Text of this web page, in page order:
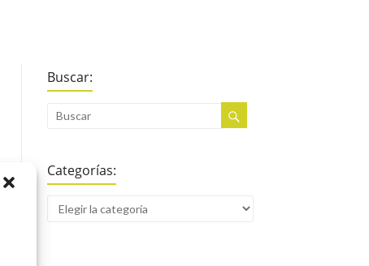
Buscar:
Categorías: